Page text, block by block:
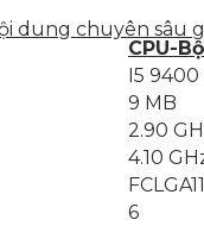
dung chuyên
CPU-
I5 9400
9 MB
2.90
4.10
6